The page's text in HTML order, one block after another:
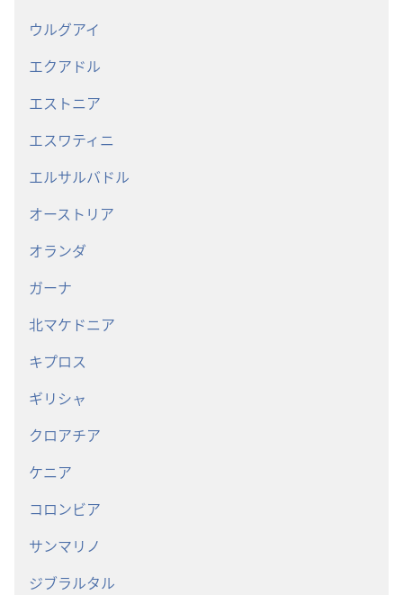
ウルグアイ
エクアドル
エストニア
エスワティニ
エルサルバドル
オーストリア
オランダ
ガーナ
北マケドニア
キプロス
ギリシャ
クロアチア
ケニア
コロンビア
サンマリノ
ジブラルタル